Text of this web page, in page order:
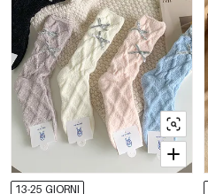
13-25 GIORNI